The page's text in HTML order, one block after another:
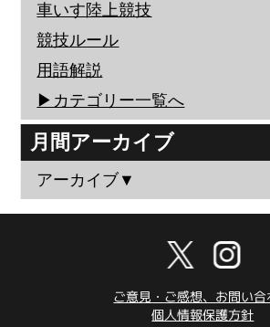
車いす陸上競技
競技ルール
用語解説
▶︎カテゴリー一覧へ
月間アーカイブ
アーカイブ▼
ご意見・ご感想、お問い合
個人情報保護方針